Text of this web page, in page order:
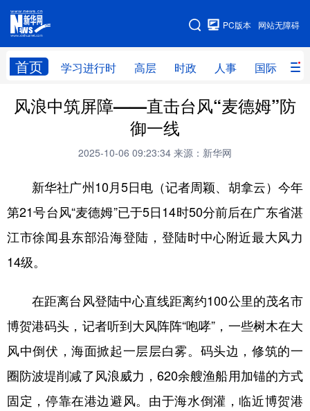
网站无障碍
PC版本
首页 学习进行时 高层 时政 人事 国际 财
网站地图
学习进行时 高层 时政 人事
全球连线
科技 科创 量子 体育
文化 书画 健康 军事
食品 人居 信息化 数字经济
学术中国 乡村振兴 溯源中国
彩票 娱乐 时尚 悦读
风浪中筑屏障——直击台风“麦德姆”防
御一线
2025-10-06 09:23:34 来源：新华网
新华社广州10月5日电（记者周颖、胡拿云）今年
第21号台风“麦德姆”已于5日14时50分前后在广东省湛
江市徐闻县东部沿海登陆，登陆时中心附近最大风力
14级。
在距离台风登陆中心直线距离约100公里的茂名市
博贺港码头，记者听到大风阵阵“咆哮”，一些树木在大
风中倒伏，海面掀起一层层白雾。码头边，修筑的一
圈防波堤削减了风浪威力，620余艘渔船用加锚的方式
固定，停靠在港边避风。由于海水倒灌，临近博贺港